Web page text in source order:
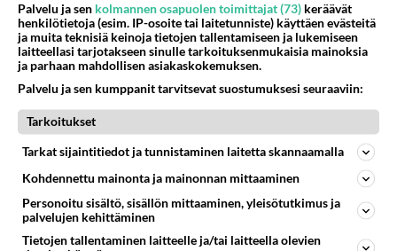
peepingtommi1
2015-12-21 18:52:54
jatkot ravintolassa = pakosti K-18, kuten joka
vuosi ollut. Jos otat asiasta selkoa, niin näin on
mennyt. Ja tuolloin on osa ravintoloista laskenut
ikärajansa 20:stä 18:sta. Ja tottakai nuoremmat
saavat pitää jatkoja, missä lukee että se olisi
kielletty? Viralliset jatkot ovat joka vuosi K-18,
koska ne ovat anniskeluravintolassa. Syytä
asiasta lakia.
Palvelu ja sen kolmannen osapuolen toimittajat (73) keräävät
henkilötietoja (esim. IP-osoite tai laitetunniste) käyttäen evästeitä
ja muita teknisiä keinoja tietojen tallentamiseen ja lukemiseen
laitteellasi tarjotakseen sinulle tarkoituksenmukaisia mainoksia
ja parhaan mahdollisen asiakaskokemuksen.
Palvelu ja sen kumppanit tarvitsevat suostumuksesi seuraaviin:
Tarkoitukset
Tarkat sijaintitiedot ja tunnistaminen laitetta skannaamalla
Kohdennettu mainonta ja mainonnan mittaaminen
Personoitu sisältö, sisällön mittaaminen, yleisötutkimus ja
palvelujen kehittäminen
Tietojen tallentaminen laitteelle ja/tai laitteella olevien